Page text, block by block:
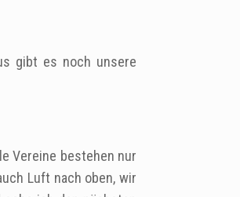
gibt es noch unsere
Vereine bestehen nur
Luft nach oben, wir